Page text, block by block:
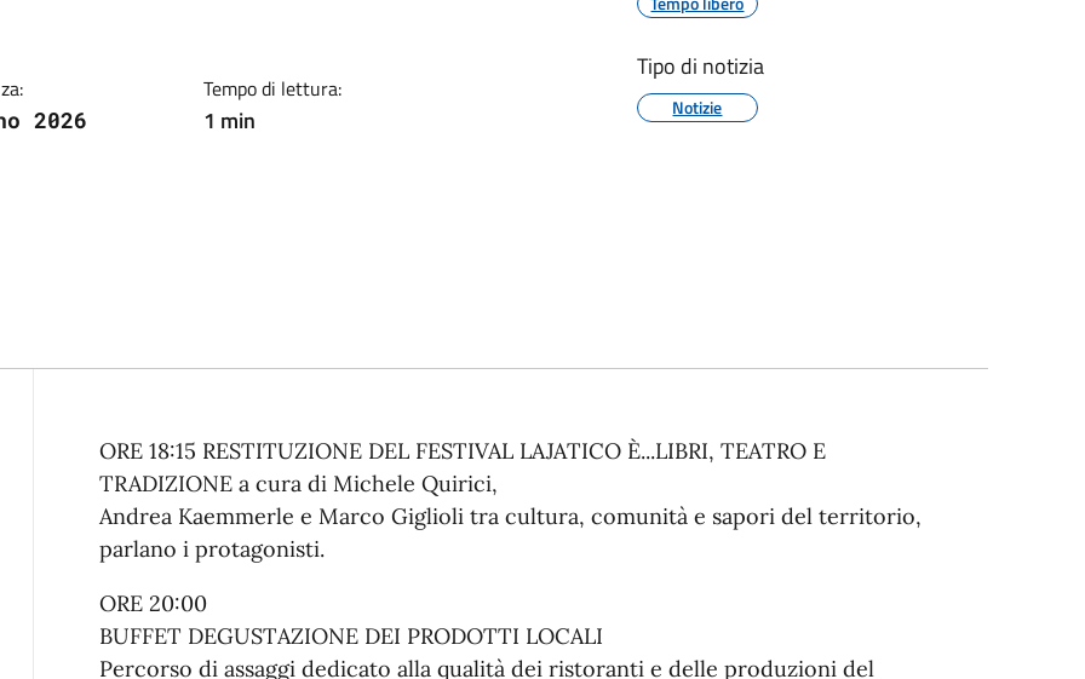
2026
Tempo di lettura:
1 min
Tipo di notizia
Notizie
Descrizione
ORE 18:15 RESTITUZIONE DEL FESTIVAL LAJATICO È...LIBRI, TEATRO E
TRADIZIONE a cura di Michele Quirici,
Andrea Kaemmerle e Marco Giglioli tra cultura, comunità e sapori del territorio,
parlano i protagonisti.
ORE 20:00
BUFFET DEGUSTAZIONE DEI PRODOTTI LOCALI
Percorso di assaggi dedicato alla qualità dei ristoranti e delle produzioni del